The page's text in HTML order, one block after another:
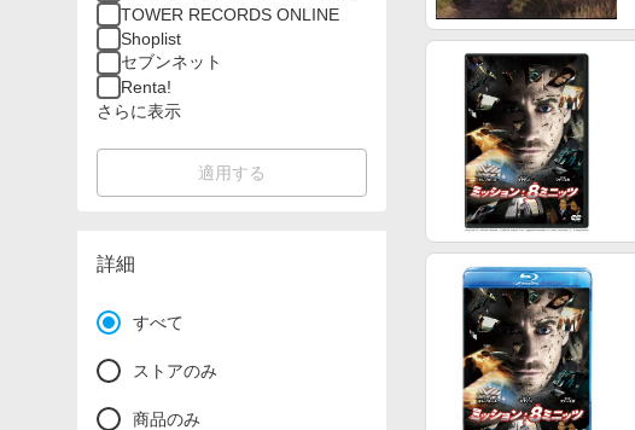
ア
TOWER RECORDS ONLINE
Shoplist
セブンネット
Renta!
さらに表示
適用する
詳細
すべて
ストアのみ
商品のみ